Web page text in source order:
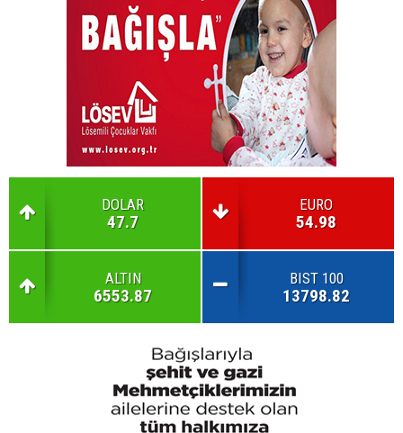
DOLAR
47.7
EURO
54.98
ALTIN
6553.87
BIST 100
13798.82